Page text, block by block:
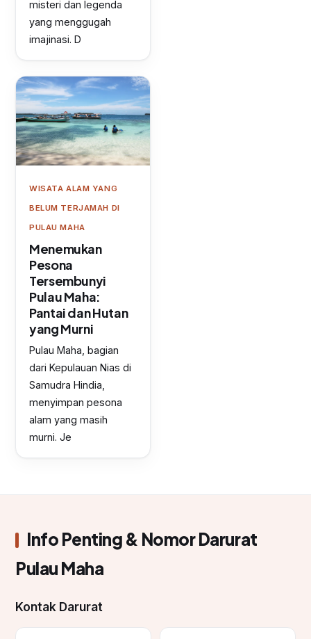
misteri dan legenda
yang menggugah
imajinasi. D
WISATA ALAM YANG
BELUM TERJAMAH DI
PULAU MAHA
Menemukan
Pesona
Tersembunyi
Pulau Maha:
Pantai dan Hutan
yang Murni
Pulau Maha, bagian
dari Kepulauan Nias di
Samudra Hindia,
menyimpan pesona
alam yang masih
murni. Je
Info Penting & Nomor Darurat
Pulau Maha
Kontak Darurat